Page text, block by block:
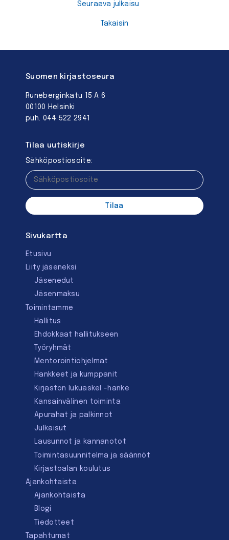
Takaisin
Seuraava julkaisu
Suomen kirjastoseura
Runeberginkatu 15 A 6
00100 Helsinki
puh. 044 522 2941
Tilaa uutiskirje
Sähköpostiosoite:
Sivukartta
Etusivu
Liity jäseneksi
Jäsenedut
Jäsenmaksu
Toimintamme
Hallitus
Ehdokkaat hallitukseen
Työryhmät
Mentorointi­ohjelmat
Hankkeet ja kumppanit
Kirjaston lukuaskel -hanke
Kansainvälinen toiminta
Apurahat ja palkinnot
Julkaisut
Lausunnot ja kannanotot
Toimintasuunnitelma ja säännöt
Kirjastoalan koulutus
Ajankohtaista
Ajankohtaista
Blogi
Tiedotteet
Tapahtumat